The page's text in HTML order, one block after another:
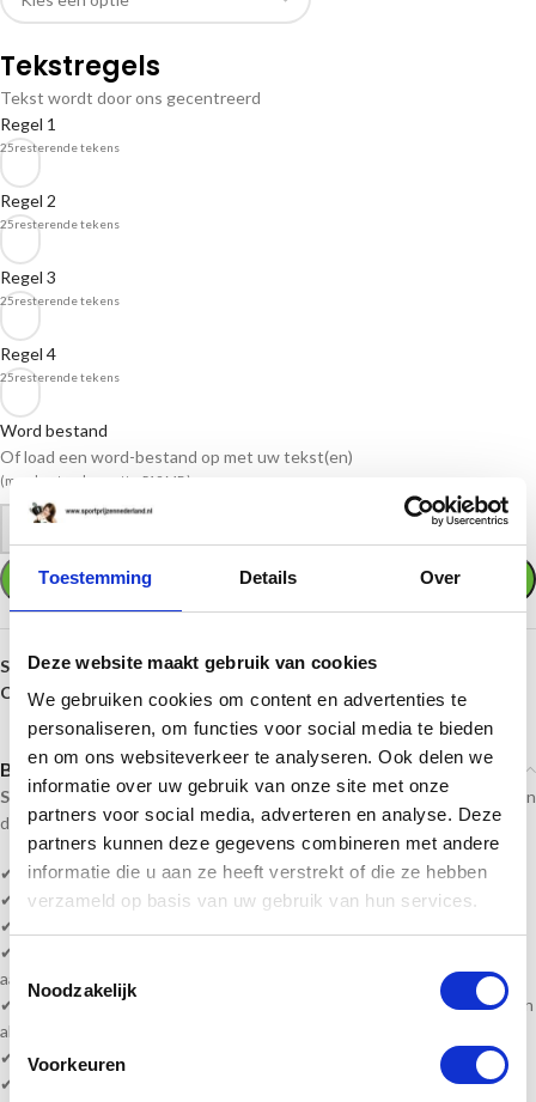
Toestemming Details Over
Deze website maakt gebruik van cookies
We gebruiken cookies om content en advertenties te
personaliseren, om functies voor social media te bieden
en om ons websiteverkeer te analyseren. Ook delen we
informatie over uw gebruik van onze site met onze
partners voor social media, adverteren en analyse. Deze
partners kunnen deze gegevens combineren met andere
informatie die u aan ze heeft verstrekt of die ze hebben
verzameld op basis van uw gebruik van hun services.
Noodzakelijk
Voorkeuren
Tekstregels
Tekst wordt door ons gecentreerd
Regel 1
25resterende tekens
Regel 2
25resterende tekens
Regel 3
25resterende tekens
Regel 4
25resterende tekens
Word bestand
Of load een word-bestand op met uw tekst(en)
(max. bestandsgrootte 512 MB)
TOEVOEGEN AAN WINKELWAGEN
SKU:pf230
Categorieën: Badminton, Prijzen per sport
Beschrijving
Sportprijzennederland.nllevert deze prijzen direct uit voorraad. En kan
daardoorsnel geleverdworden!
✔
Badminton prijzen!
✔ Geschikt voor een leuke prijsuitreiking of een ultieme waardering!
✔
✔ Serie bestellen? vult u bijv. 1e plaats passen wij de andere medailles
aan naar 2e, 3e enz.
✔ Heeft u veel wisselende teksten, kunt u een word bestand bijvoegen
als bijlage.
✔ Levertijd? 1-5 werkdagen of in overleg!
✔ Levering volledig gemonteerd!